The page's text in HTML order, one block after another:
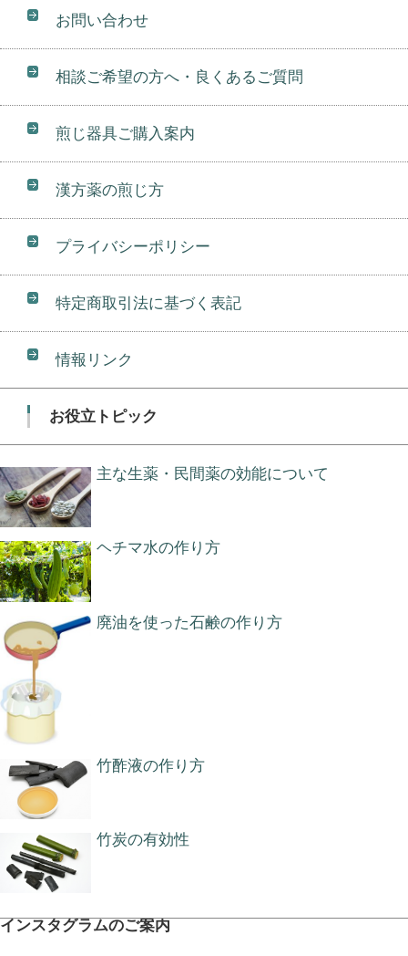
お問い合わせ
相談ご希望の方へ・良くあるご質問
煎じ器具ご購入案内
漢方薬の煎じ方
プライバシーポリシー
特定商取引法に基づく表記
情報リンク
お役立トピック
主な生薬・民間薬の効能について
ヘチマ水の作り方
廃油を使った石鹸の作り方
竹酢液の作り方
竹炭の有効性
インスタグラムのご案内